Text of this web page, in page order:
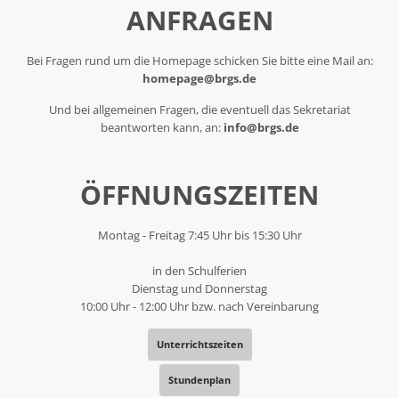
ANFRAGEN
Bei Fragen rund um die Homepage schicken Sie bitte eine Mail an:
homepage@brgs.de
Und bei allgemeinen Fragen, die eventuell das Sekretariat
beantworten kann, an: info@brgs.de
ÖFFNUNGSZEITEN
Montag - Freitag 7:45 Uhr bis 15:30 Uhr
in den Schulferien
Dienstag und Donnerstag
10:00 Uhr - 12:00 Uhr bzw. nach Vereinbarung
Unterrichtszeiten
Stundenplan